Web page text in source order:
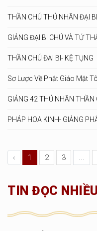
THẦN CHÚ THỦ NHÃN ĐẠI
GIẢNG ĐẠI BI CHÚ VÀ TỨ
THẦN CHÚ ĐẠI BI- KỆ TỤNG
Sơ Lược Về Phật Giáo Mật
GIẢNG 42 THỦ NHÃN THẦN
PHÁP HOA KINH- GIẢNG
‹ 1 2 3 ...
TIN ĐỌC